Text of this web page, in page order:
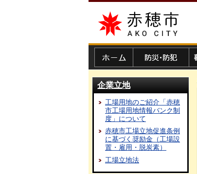
赤穂市
企業立地
工場用地のご紹介「赤穂
市工場用地情報バンク制
度」について
赤穂市工場立地促進条例
に基づく奨励金（工場設
置・雇用・脱炭素）
工場立地法